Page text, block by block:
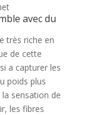
avec du
très riche en
de cette
a capturer les
poids plus
sensation de
les fibres